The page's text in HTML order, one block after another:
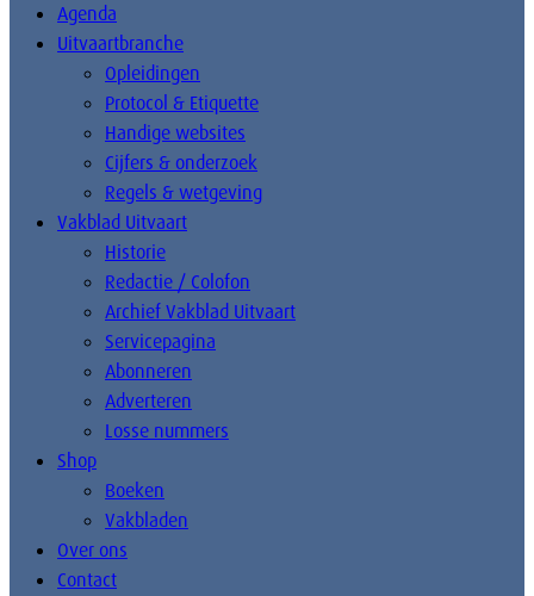
Agenda
Uitvaartbranche
Opleidingen
Protocol & Etiquette
Handige websites
Cijfers & onderzoek
Regels & wetgeving
Vakblad Uitvaart
Historie
Redactie / Colofon
Archief Vakblad Uitvaart
Servicepagina
Abonneren
Adverteren
Losse nummers
Shop
Boeken
Vakbladen
Over ons
Contact